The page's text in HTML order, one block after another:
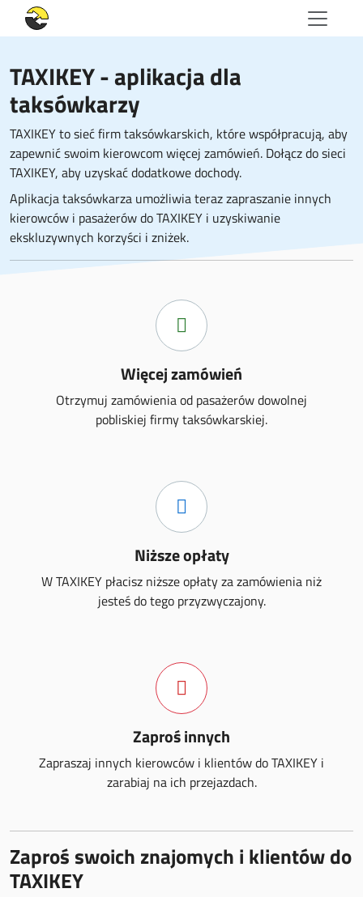
TAXIKEY - aplikacja dla
taksówkarzy
TAXIKEY to sieć firm taksówkarskich, które współpracują, aby
zapewnić swoim kierowcom więcej zamówień. Dołącz do sieci
TAXIKEY, aby uzyskać dodatkowe dochody.
Aplikacja taksówkarza umożliwia teraz zapraszanie innych
kierowców i pasażerów do TAXIKEY i uzyskiwanie
ekskluzywnych korzyści i zniżek.
Więcej zamówień
Otrzymuj zamówienia od pasażerów dowolnej
pobliskiej firmy taksówkarskiej.
Niższe opłaty
W TAXIKEY płacisz niższe opłaty za zamówienia niż
jesteś do tego przyzwyczajony.
Zaproś innych
Zapraszaj innych kierowców i klientów do TAXIKEY i
zarabiaj na ich przejazdach.
Zaproś swoich znajomych i klientów do
TAXIKEY